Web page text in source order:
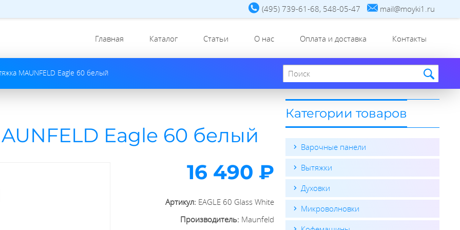
(495) 739-61-68, 548-05-47 mail@moyki1.ru
Главная Каталог Статьи О нас Оплата и доставка Контакты
MAUNFELD Eagle 60 белый
Поиск по сайту
Eagle 60 белый
16 490 ₽
Артикул: EAGLE 60 Glass White
Производитель: Maunfeld
Категории товаров
Варочные панели
Вытяжки
Духовки
Микроволновки